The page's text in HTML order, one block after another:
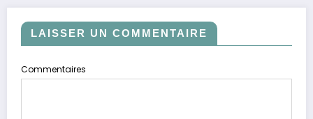
LAISSER UN COMMENTAIRE
Commentaires